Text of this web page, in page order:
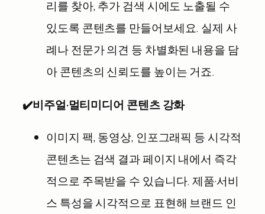
리를 찾아, 추가 검색 시에도 노출될 수
있도록 콘텐츠를 만들어보세요. 실제 사
례나 전문가 의견 등 차별화된 내용을 담
아 콘텐츠의 신뢰도를 높이는 거죠.
✔️비주얼·멀티미디어 콘텐츠 강화
이미지 팩, 동영상, 인포그래픽 등 시각적
콘텐츠는 검색 결과 페이지 내에서 즉각
적으로 주목받을 수 있습니다. 제품·서비
스 특성을 시각적으로 표현해 브랜드 인